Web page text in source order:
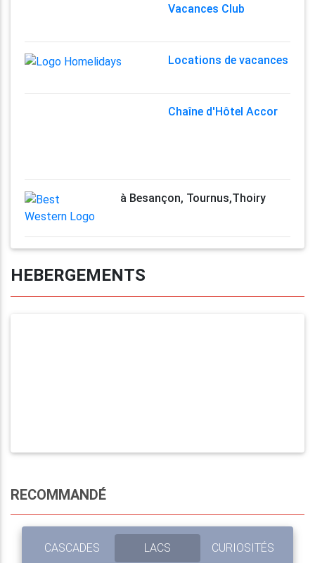
Vacances Club
Locations de vacances
Chaîne d'Hôtel Accor
à Besançon, Tournus,Thoiry
HEBERGEMENTS
RECOMMANDÉ
CASCADES LACS CURIOSITÉS